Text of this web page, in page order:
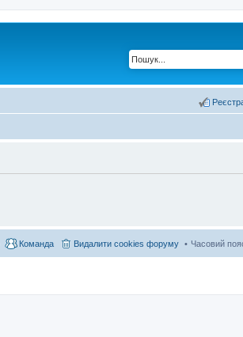
Часовий
Видалити cookies форуму
Команда